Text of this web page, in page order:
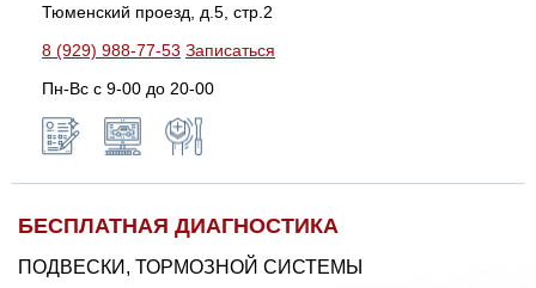
Тюменский проезд, д.5, стр.2
8 (929) 988-77-53 Записаться
Пн-Вс c 9-00 до 20-00
БЕСПЛАТНАЯ ДИАГНОСТИКА
ПОДВЕСКИ, ТОРМОЗНОЙ СИСТЕМЫ